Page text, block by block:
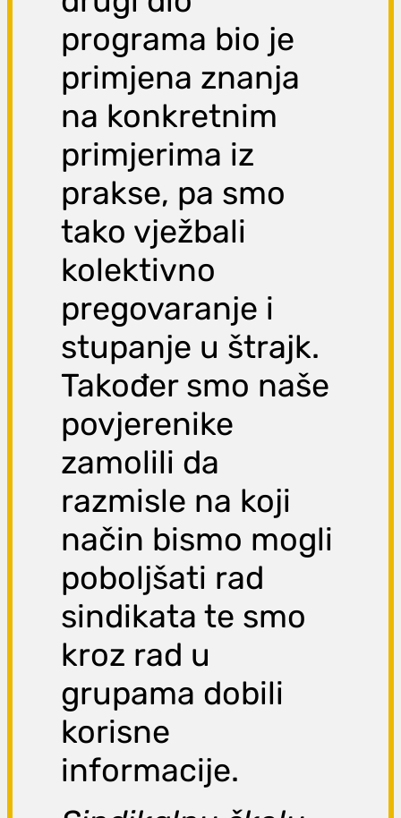
programa bio je
primjena znanja
na konkretnim
primjerima iz
prakse, pa smo
tako vježbali
kolektivno
pregovaranje i
stupanje u štrajk.
Također smo naše
povjerenike
zamolili da
razmisle na koji
način bismo mogli
poboljšati rad
sindikata te smo
kroz rad u
grupama dobili
korisne
informacije.